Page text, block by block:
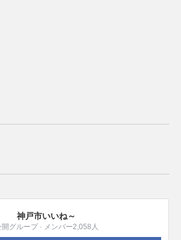
神戸市いいね～
開グループ · メンバー2,058人